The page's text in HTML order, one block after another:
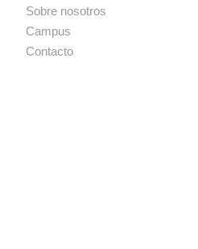
Sobre nosotros
Campus
Contacto